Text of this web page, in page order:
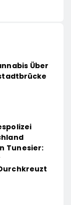
Über
Tunesier: